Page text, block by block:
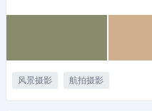
风景摄影 航拍摄影